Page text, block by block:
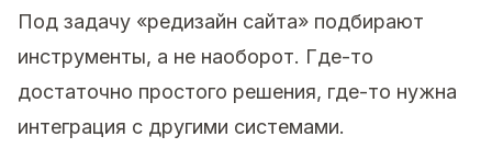
Под задачу «редизайн сайта» подбирают
инструменты, а не наоборот. Где-то
достаточно простого решения, где-то нужна
интеграция с другими системами.